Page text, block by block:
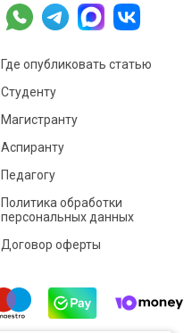
Где опубликовать статью
Студенту
Магистранту
Аспиранту
Педагогу
Политика обработки
персональных данных
Договор оферты